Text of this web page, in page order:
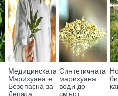
Медицинската
Марихуана е
Безопасна за
Децата
Синтетичната
марихуана
води до
смърт